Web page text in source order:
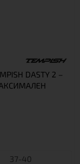
DASTY 2 –
37-40